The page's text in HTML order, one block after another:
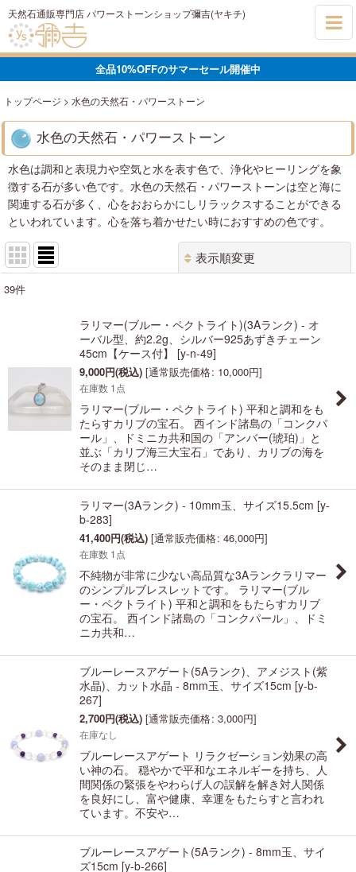
天然石通販専門店 パワーストーンショップ彌吉(ヤキチ)
全品10%OFFのサマーセール開催中
トップページ > 水色の天然石・パワーストーン
水色の天然石・パワーストーン
水色は調和と表現力や空気と水を表す色で、浄化やヒーリングを象
徴する石が多い色です。水色の天然石・パワーストーンは空と海に
関連する石が多く、心をおおらかにしリラックスすることができる
といわれています。心を落ち着かせたい時におすすめの色です。
表示順変更
絞り込む
39件
ラリマー(ブルー・ペクトライト)(3Aランク) - オ
ーバル型、約2.2g、シルバー925あずきチェーン
45cm【ケース付】
[y-n-49]
9,000円(税込) [通常販売価格: 10,000円]
在庫数 1点
ラリマー(ブルー・ペクトライト) 平和と調和をも
たらすカリブの宝石。 西インド諸島の「コンクパ
ール」、ドミニカ共和国の「アンバー(琥珀)」と
並ぶ「カリブ海三大宝石」であり、カリブの海を
そのまま閉じ…
ラリマー(3Aランク) - 10mm玉、サイズ15.5cm [y-
b-283]
41,400円(税込) [通常販売価格: 46,000円]
在庫数 1点
不純物が非常に少ない高品質な3Aランクラリマー
のシンプルブレスレットです。 ラリマー(ブル
ー・ペクトライト) 平和と調和をもたらすカリブ
の宝石。 西インド諸島の「コンクパール」、ドミ
ニカ共和…
ブルーレースアゲート(5Aランク)、アメジスト(紫
水晶)、カット水晶 - 8mm玉、サイズ15cm [y-b-
267]
2,700円(税込) [通常販売価格: 3,000円]
在庫なし
ブルーレースアゲート リラクゼーション効果の高
い神の石。 穏やかで平和なエネルギーを持ち、人
間関係の緊張をやわらげ人の誤解を解き対人関係
を良好にし、富や健康、幸運をもたらすと言われ
ています。不安や…
ブルーレースアゲート(5Aランク) - 8mm玉、サイ
ズ15cm [y-b-266]